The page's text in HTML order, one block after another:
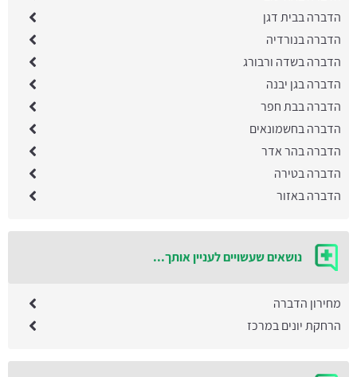
הדברה בבית דגן
הדברה בנורדיה
הדברה בשדה ורבורג
הדברה בגן יבנה
הדברה בבת חפר
הדברה בחשמונאים
הדברה בהר אדר
הדברה בטירה
הדברה באזור
נושאים שעשויים לעניין אותך...
מחירון הדברה
הרחקת יונים במרכז